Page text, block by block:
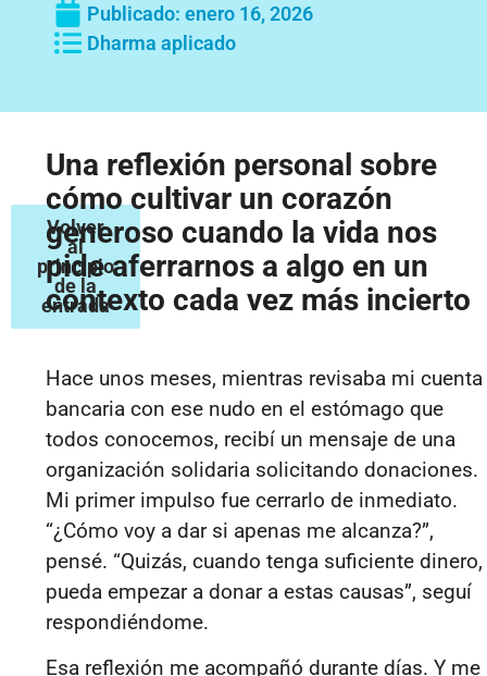
Publicado: enero 16, 2026
Dharma aplicado
Volver
al
principio
de la
entrada
Una reflexión personal sobre
cómo cultivar un corazón
generoso cuando la vida nos
pide aferrarnos a algo en un
contexto cada vez más incierto
Hace unos meses, mientras revisaba mi cuenta
bancaria con ese nudo en el estómago que
todos conocemos, recibí un mensaje de una
organización solidaria solicitando donaciones.
Mi primer impulso fue cerrarlo de inmediato.
“¿Cómo voy a dar si apenas me alcanza?”,
pensé. “Quizás, cuando tenga suficiente dinero,
pueda empezar a donar a estas causas”, seguí
respondiéndome.
Esa reflexión me acompañó durante días. Y me